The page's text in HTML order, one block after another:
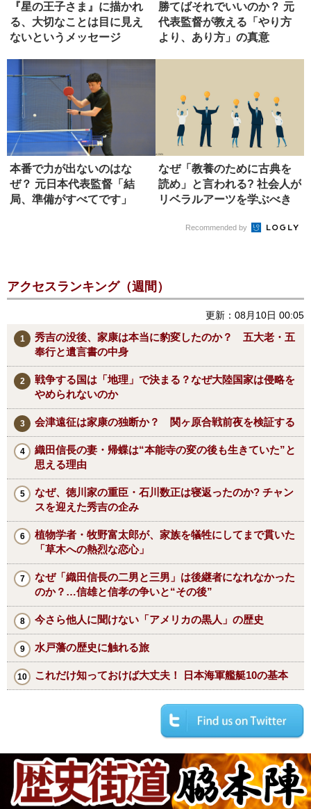
『星の王子さま』に描かれ
る、大切なことは目に見え
ないというメッセージ
勝てばそれでいいのか？ 元
代表監督が教える「やり方
より、あり方」の真意
本番で力が出ないのはな
ぜ？ 元日本代表監督「結
局、準備がすべてです」
なぜ「教養のために古典を
読め」と言われる? 社会人が
リベラルアーツを学ぶべき
Recommended by
アクセスランキング（週間）
更新：08月10日 00:05
秀吉の没後、家康は本当に豹変したのか？ 五大老・五
奉行と遺言書の中身
戦争する国は「地理」で決まる？なぜ大陸国家は侵略を
やめられないのか
会津遠征は家康の独断か？ 関ヶ原合戦前夜を検証する
織田信長の妻・帰蝶は“本能寺の変の後も生きていた”と
思える理由
なぜ、徳川家の重臣・石川数正は寝返ったのか? チャン
スを迎えた秀吉の企み
植物学者・牧野富太郎が、家族を犠牲にしてまで貫いた
「草木への熱烈な恋心」
なぜ「織田信長の二男と三男」は後継者になれなかった
のか？…信雄と信孝の争いと“その後”
今さら他人に聞けない「アメリカの黒人」の歴史
水戸藩の歴史に触れる旅
これだけ知っておけば大丈夫！ 日本海軍艦艇10の基本